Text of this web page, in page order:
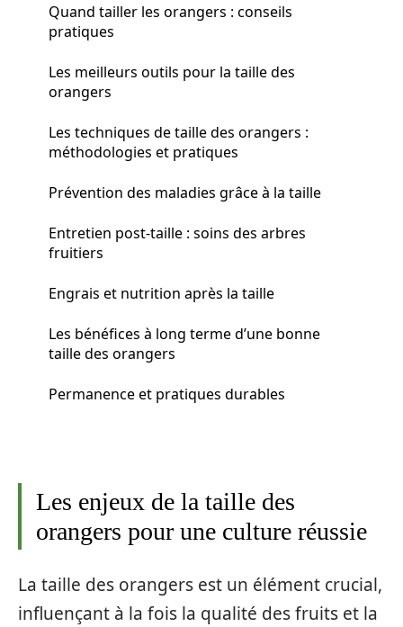
Quand tailler les orangers : conseils
pratiques
Les meilleurs outils pour la taille des
orangers
Les techniques de taille des orangers :
méthodologies et pratiques
Prévention des maladies grâce à la taille
Entretien post-taille : soins des arbres
fruitiers
Engrais et nutrition après la taille
Les bénéfices à long terme d’une bonne
taille des orangers
Permanence et pratiques durables
Les enjeux de la taille des
orangers pour une culture réussie
La taille des orangers est un élément crucial,
influençant à la fois la qualité des fruits et la